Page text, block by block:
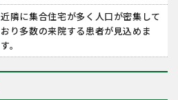
近隣に集合住宅が多く人口が密集して
おり多数の来院する患者が見込めま
す。